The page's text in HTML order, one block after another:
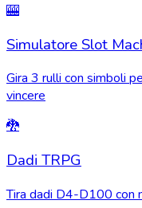
🎰
Simulatore Slot
Gira 3 rulli con simboli
vincere
🐉
Dadi TRPG
Tira dadi D4-D100 con